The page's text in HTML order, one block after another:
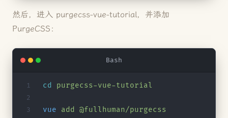
然后，进入 purgecss-vue-tutorial，并添加
PurgeCSS：
Bash
cd purgecss-vue-tutorial
vue add @fullhuman/purgecss